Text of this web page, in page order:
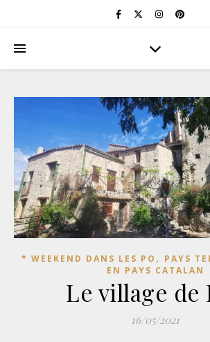
* WEEKEND DANS LES PO , PAYS
EN PAYS CATALAN
Le village de
16/05/2021